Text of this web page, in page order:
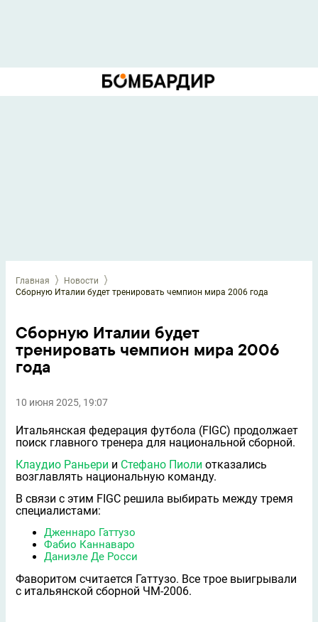
Главная
Новости
Сборную Италии будет тренировать чемпион мира 2006 года
Сборную Италии будет
тренировать чемпион мира 2006
года
10 июня 2025, 19:07
Итальянская федерация футбола (FIGC) продолжает
поиск главного тренера для национальной сборной.
Клаудио Раньери и Стефано Пиоли отказались
возглавлять национальную команду.
В связи с этим FIGC решила выбирать между тремя
специалистами:
Дженнаро Гаттузо
Фабио Каннаваро
Даниэле Де Росси
Фаворитом считается Гаттузо. Все трое выигрывали
с итальянской сборной ЧМ-2006.